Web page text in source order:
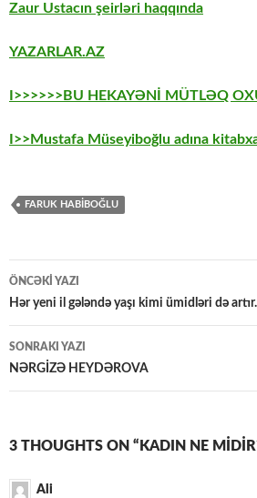
Zaur Ustacın şeirləri haqqında
YAZARLAR.AZ
I>>>>>>BU HEKAYƏNİ MÜTLƏQ
I>>Mustafa Müseyiboğlu adına
FARUK HABİBOĞLU
Yazılar
üzrə
naviqasiya
ÖNCƏKI YAZI
Hər yeni il gələndə yaşı kimi ümidləri də
SONRAKI YAZI
NƏRGİZƏ HEYDƏROVA
3 THOUGHTS ON “KADIN NE
Ali